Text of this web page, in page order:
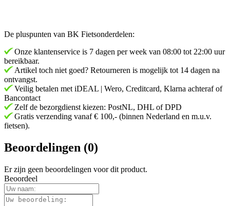
De pluspunten van BK Fietsonderdelen:
Onze klantenservice is 7 dagen per week van 08:00 tot 22:00 uur
bereikbaar.
Artikel toch niet goed? Retourneren is mogelijk tot 14 dagen na
ontvangst.
Veilig betalen met iDEAL | Wero, Creditcard, Klarna achteraf of
Bancontact
Zelf de bezorgdienst kiezen: PostNL, DHL of DPD
Gratis verzending vanaf € 100,- (binnen Nederland en m.u.v.
fietsen).
Beoordelingen (0)
Er zijn geen beoordelingen voor dit product.
Beoordeel